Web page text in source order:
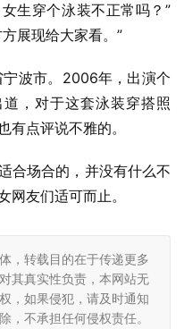
生穿个泳装不正常吗？”
展现给大家看。”
波市。2006年，出演个
，对于这套泳装穿搭照
有点评说不雅的。
合场合的，并没有什么不
网友们适可而止。
，转载目的在于传递更多
其真实性负责，本网站无
，如果侵犯，请及时通知
，不承担任何侵权责任。